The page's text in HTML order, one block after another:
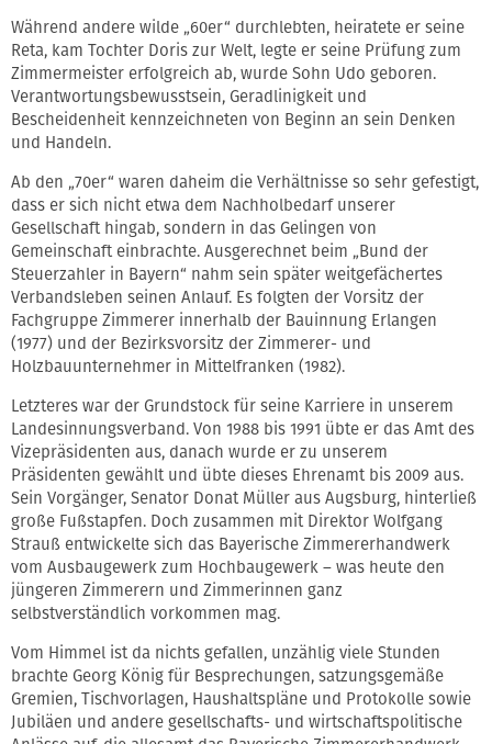
Während andere wilde „60er“ durchlebten, heiratete er seine
Reta, kam Tochter Doris zur Welt, legte er seine Prüfung zum
Zimmermeister erfolgreich ab, wurde Sohn Udo geboren.
Verantwortungsbewusstsein, Geradlinigkeit und
Bescheidenheit kennzeichneten von Beginn an sein Denken
und Handeln.
Ab den „70er“ waren daheim die Verhältnisse so sehr gefestigt,
dass er sich nicht etwa dem Nachholbedarf unserer
Gesellschaft hingab, sondern in das Gelingen von
Gemeinschaft einbrachte. Ausgerechnet beim „Bund der
Steuerzahler in Bayern“ nahm sein später weitgefächertes
Verbandsleben seinen Anlauf. Es folgten der Vorsitz der
Fachgruppe Zimmerer innerhalb der Bauinnung Erlangen
(1977) und der Bezirksvorsitz der Zimmerer- und
Holzbauunternehmer in Mittelfranken (1982).
Letzteres war der Grundstock für seine Karriere in unserem
Landesinnungsverband. Von 1988 bis 1991 übte er das Amt des
Vizepräsidenten aus, danach wurde er zu unserem
Präsidenten gewählt und übte dieses Ehrenamt bis 2009 aus.
Sein Vorgänger, Senator Donat Müller aus Augsburg, hinterließ
große Fußstapfen. Doch zusammen mit Direktor Wolfgang
Strauß entwickelte sich das Bayerische Zimmererhandwerk
vom Ausbaugewerk zum Hochbaugewerk – was heute den
jüngeren Zimmerern und Zimmerinnen ganz
selbstverständlich vorkommen mag.
Vom Himmel ist da nichts gefallen, unzählig viele Stunden
brachte Georg König für Besprechungen, satzungsgemäße
Gremien, Tischvorlagen, Haushaltspläne und Protokolle sowie
Jubiläen und andere gesellschafts- und wirtschaftspolitische